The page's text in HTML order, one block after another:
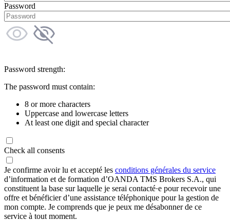
Password
Password strength:
The password must contain:
8 or more characters
Uppercase and lowercase letters
At least one digit and special character
Check all consents
Je confirme avoir lu et accepté les conditions générales du service
d’information et de formation d’OANDA TMS Brokers S.A., qui
constituent la base sur laquelle je serai contacté·e pour recevoir une
offre et bénéficier d’une assistance téléphonique pour la gestion de
mon compte. Je comprends que je peux me désabonner de ce
service à tout moment.